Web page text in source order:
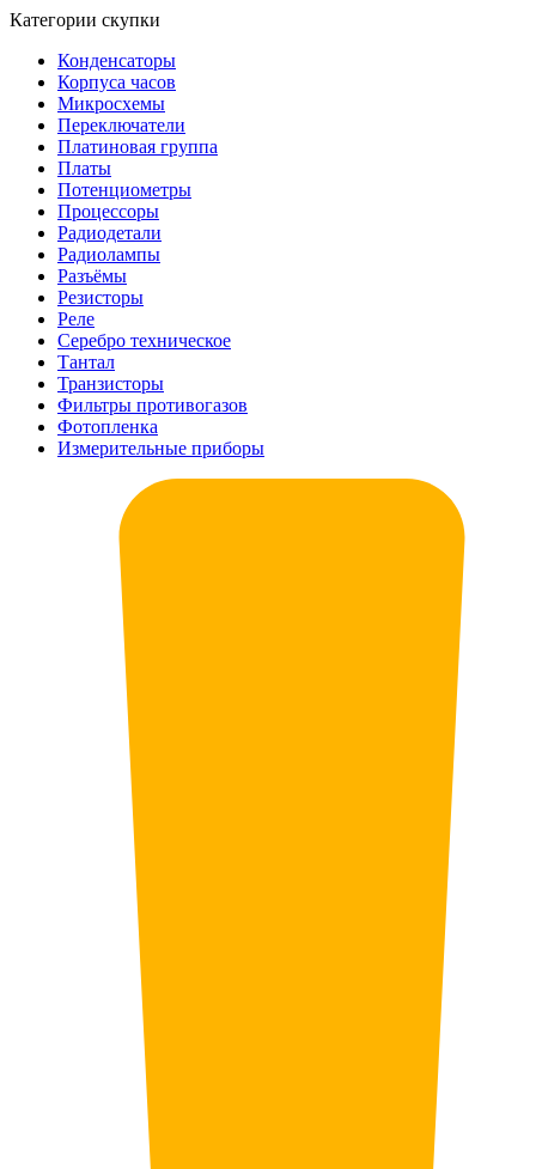
Категории скупки
Конденсаторы
Корпуса часов
Микросхемы
Переключатели
Платиновая группа
Платы
Потенциометры
Процессоры
Радиодетали
Радиолампы
Разъёмы
Резисторы
Реле
Серебро техническое
Тантал
Транзисторы
Фильтры противогазов
Фотопленка
Измерительные приборы